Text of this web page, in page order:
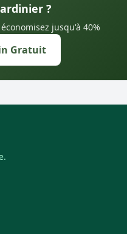
?
jusqu'à 40%
Gratuit